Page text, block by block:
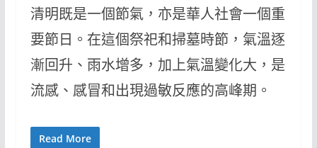
清明既是一個節氣，亦是華人社會一個重
要節日。在這個祭祀和掃墓時節，氣溫逐
漸回升、雨水增多，加上氣溫變化大，是
流感、感冒和出現過敏反應的高峰期。
Read More